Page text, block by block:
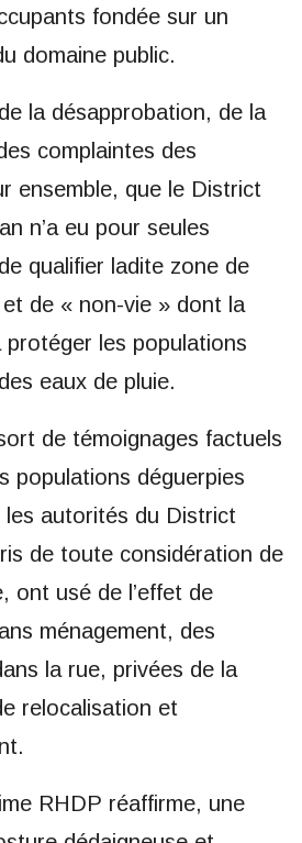
fondée sur un
domaine public.
la désapprobation, de la
complaintes des
ensemble, que le District
n’a eu pour seules
qualifier ladite zone de
de « non-vie » dont la
les populations
eaux de pluie.
de témoignages factuels
populations déguerpies
les autorités du District
de toute considération de
ont usé de l’effet de
ménagement, des
la rue, privées de la
relocalisation et
RHDP réaffirme, une